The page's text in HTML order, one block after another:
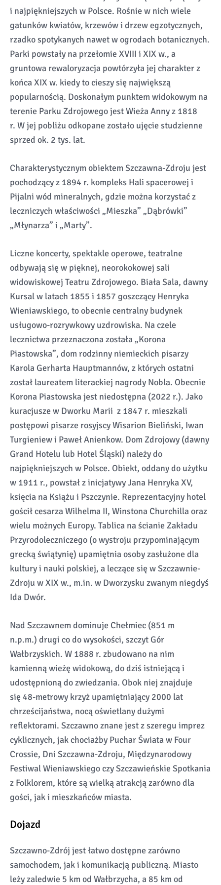
i najpiękniejszych w Polsce. Rośnie w nich wiele
gatunków kwiatów, krzewów i drzew egzotycznych,
rzadko spotykanych nawet w ogrodach botanicznych.
Parki powstały na przełomie XVIII i XIX w., a
gruntowa rewaloryzacja powtórzyła jej charakter z
końca XIX w. kiedy to cieszy się największą
popularnością. Doskonałym punktem widokowym na
terenie Parku Zdrojowego jest Wieża Anny z 1818
r. W jej pobliżu odkopane zostało ujęcie studzienne
sprzed ok. 2 tys. lat.
Charakterystycznym obiektem Szczawna-Zdroju jest
pochodzący z 1894 r. kompleks Hali spacerowej i
Pijalni wód mineralnych, gdzie można korzystać z
leczniczych właściwości „Mieszka” „Dąbrówki”
„Młynarza” i „Marty”.
Liczne koncerty, spektakle operowe, teatralne
odbywają się w pięknej, neorokokowej sali
widowiskowej Teatru Zdrojowego. Biała Sala, dawny
Kursal w latach 1855 i 1857 goszczący Henryka
Wieniawskiego, to obecnie centralny budynek
usługowo-rozrywkowy uzdrowiska. Na czele
lecznictwa przeznaczona została „Korona
Piastowska”, dom rodzinny niemieckich pisarzy
Karola Gerharta Hauptmannów, z których ostatni
został laureatem literackiej nagrody Nobla. Obecnie
Korona Piastowska jest niedostępna (2022 r.). Jako
kuracjusze w Dworku Marii z 1847 r. mieszkali
postępowi pisarze rosyjscy Wisarion Bieliński, Iwan
Turgieniew i Paweł Anienkow. Dom Zdrojowy (dawny
Grand Hotelu lub Hotel Śląski) należy do
najpiękniejszych w Polsce. Obiekt, oddany do użytku
w 1911 r., powstał z inicjatywy Jana Henryka XV,
księcia na Książu i Pszczynie. Reprezentacyjny hotel
gościł cesarza Wilhelma II, Winstona Churchilla oraz
wielu możnych Europy. Tablica na ścianie Zakładu
Przyrodoleczniczego (o wystroju przypominającym
grecką świątynię) upamiętnia osoby zasłużone dla
kultury i nauki polskiej, a leczące się w Szczawnie-
Zdroju w XIX w., m.in. w Dworzysku zwanym niegdyś
Ida Dwór.
Nad Szczawnem dominuje Chełmiec (851 m
n.p.m.) drugi co do wysokości, szczyt Gór
Wałbrzyskich. W 1888 r. zbudowano na nim
kamienną wieżę widokową, do dziś istniejącą i
udostępnioną do zwiedzania. Obok niej znajduje
się 48-metrowy krzyż upamiętniający 2000 lat
chrześcijaństwa, nocą oświetlany dużymi
reflektorami. Szczawno znane jest z szeregu imprez
cyklicznych, jak chociażby Puchar Świata w Four
Crossie, Dni Szczawna-Zdroju, Międzynarodowy
Festiwal Wieniawskiego czy Szczawieńskie Spotkania
z Folklorem, które są wielką atrakcją zarówno dla
gości, jak i mieszkańców miasta.
Dojazd
Szczawno-Zdrój jest łatwo dostępne zarówno
samochodem, jak i komunikacją publiczną. Miasto
leży zaledwie 5 km od Wałbrzycha, a 85 km od